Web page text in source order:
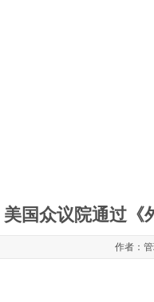
美国众议院通过《
作者：